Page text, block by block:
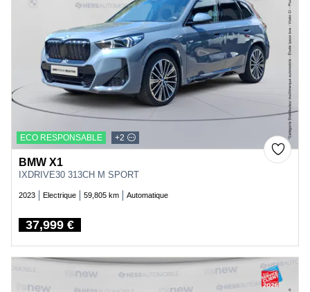
ECO RESPONSABLE +2
BMW X1
IXDRIVE30 313CH M SPORT
2023 Electrique 59,805 km Automatique
Price
37,999 €